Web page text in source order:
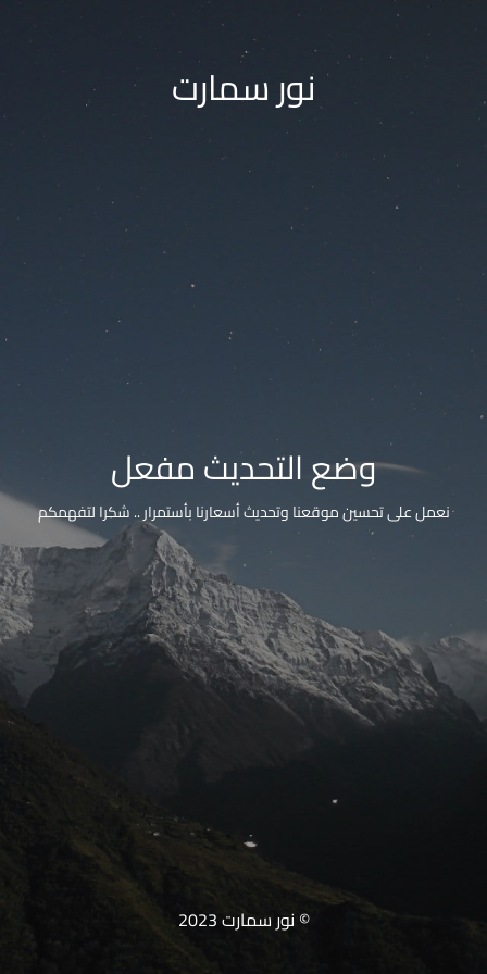
نور سمارت
وضع التحديث مفعل
نعمل على تحسين موقعنا وتحديث أسعارنا بأستمرار .. شكرا لتفهمكم
© نور سمارت 2023